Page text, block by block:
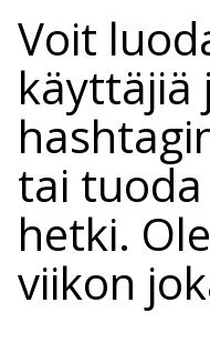
Voit
käyttäjiä
tai
hetki.
viikon